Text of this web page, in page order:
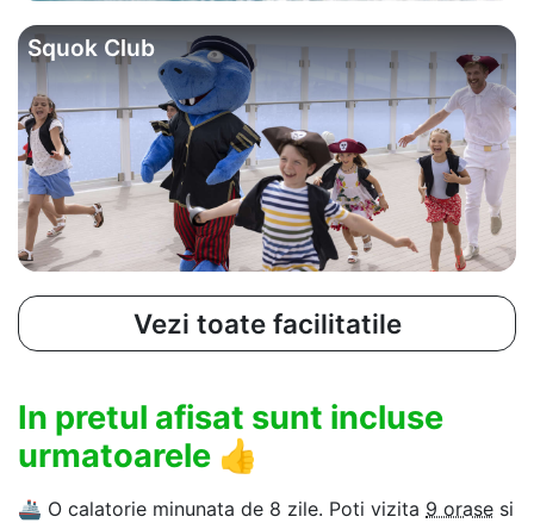
Squok Club
Vezi toate facilitatile
In pretul afisat sunt incluse
urmatoarele 👍
🚢 O calatorie minunata de 8 zile. Poti vizita 9 orase si